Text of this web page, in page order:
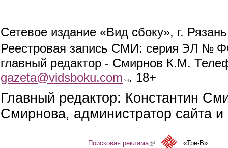
Сетевое издание «Вид сбоку», г.
Реестровая запись СМИ: серия ЭЛ №
главный редактор - Смирнов К.М.
gazeta@vidsboku.com (link sends e-mail)
. 18+
Главный редактор: Константин
Смирнова, администратор сайта
Поисковая реклама(link is external)«Три-В»